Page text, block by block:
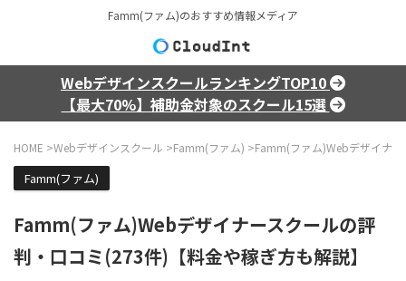
Famm(ファム)のおすすめ情報メディア
WebデザインスクールランキングTOP10
【最大70%】補助金対象のスクール15選
HOME >Webデザインスクール >Famm(ファム) >Famm(ファム)Webデザイナ
Famm(ファム)
Famm(ファム)Webデザイナースクールの評
判・口コミ(273件)【料金や稼ぎ方も解説】